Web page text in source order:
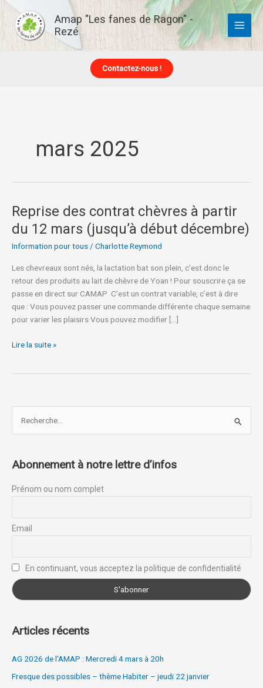
Aller
contenu
Amap "Les fanes de Ragon" -
Rezé
Contactez-nous !
mars 2025
Reprise des contrat chèvres à partir
du 12 mars (jusqu’à début décembre)
Information pour tous / Charlotte Reymond
Les chevreaux sont nés, la lactation bat son plein, c’est donc le
retour des produits au lait de chèvre de Yoan ! Pour souscrire ça se
passe en direct sur CAMAP C’est un contrat variable, c’est à dire
que : Vous pouvez passer une commande différente chaque semaine
pour varier les plaisirs Vous pouvez modifier […]
Reprise
des
contrat
chèvres
partir
du
12
mars
(jusqu’à
décembre)
Lire la suite »
h
e
c
h
r
Abonnement à notre lettre d’infos
Prénom ou nom complet
Email
En continuant, vous acceptez la politique de confidentialité
Articles récents
AG 2026 de l’AMAP : Mercredi 4 mars à 20h
Fresque des possibles – thème Habiter – jeudi 22 janvier